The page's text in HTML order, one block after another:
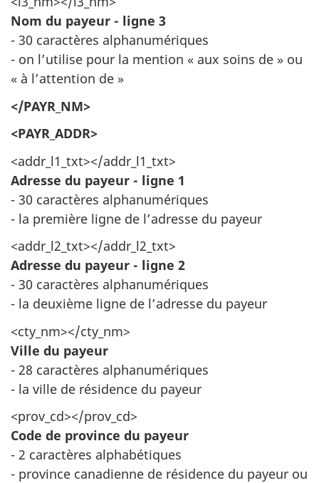
Nom du payeur - ligne 3
- 30 caractères alphanumériques
- on l’utilise pour la mention « aux soins de » ou
« à l’attention de »
</PAYR_NM>
<PAYR_ADDR>
<addr_l1_txt></addr_l1_txt>
Adresse du payeur - ligne 1
- 30 caractères alphanumériques
- la première ligne de l’adresse du payeur
<addr_l2_txt></addr_l2_txt>
Adresse du payeur - ligne 2
- 30 caractères alphanumériques
- la deuxième ligne de l’adresse du payeur
<cty_nm></cty_nm>
Ville du payeur
- 28 caractères alphanumériques
- la ville de résidence du payeur
<prov_cd></prov_cd>
Code de province du payeur
- 2 caractères alphabétiques
- province canadienne de résidence du payeur ou